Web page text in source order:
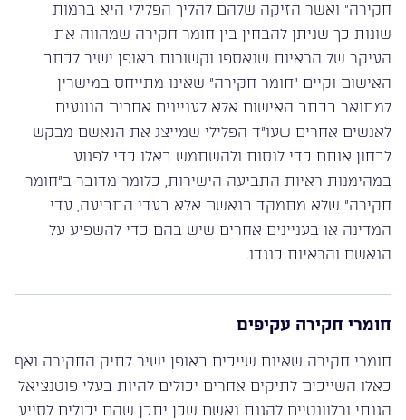
חקירה” ואשר הזיקה שלהם להליך הפלילי היא ברמות
שונות כך שניתן להבחין בין חומר חקירה שמהווה את
העיקר של הראיות שנאספו וקשורות באופן ישיר לכתב
האישום וקיים “חומר חקירה” שאינו מתייחס במישרין
למתואר בכתב האישום אלא לעניינים אחרים הנוגעים
לאנשים אחרים שעו”ד הפלילי שמייצג את הנאשם מבקש
לבחון אותם כדי לנסות ולהשתמש באלו כדי לפגוע
במהימנות ראיות התביעה הישירות, כלומר מדובר ב”חומר
חקירה” שלא מתמקד בנאשם אלא בעדי התביעה, עדי
המדינה או בעניינים אחרים שיש בהם כדי להשפיע על
הנאשם והראיות כנגדו.
חומרי חקירה עקיפים
חומרי חקירה שאינם שייכים באופן ישיר לתיק החקירה ואף
כאלו השייכים לתיקים אחרים יכולים להיות בעלי פוטנציאל
הגנתי ורלוונטיים להגנת נאשם שכן יתכן שהם יכולים לסייע